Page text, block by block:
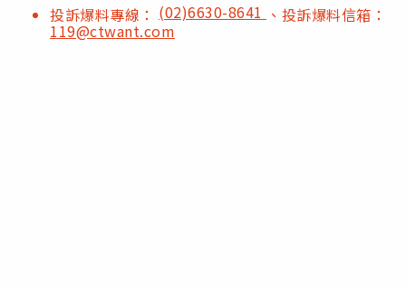
投訴爆料專線： (02)6630-8641 、投訴爆料信箱：
119@ctwant.com